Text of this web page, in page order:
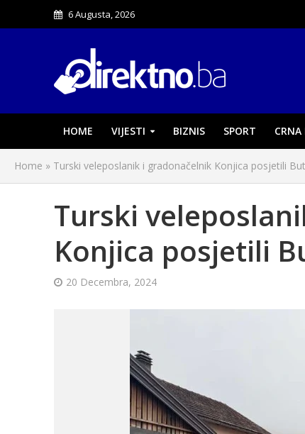
6 Augusta, 2026
HOME VIJESTI BIZNIS SPORT CRNA
Home » Turski veleposlanik i gradonačelnik Konjica posjetili
Turski
Konjica posjetili
20 Decembra, 2024